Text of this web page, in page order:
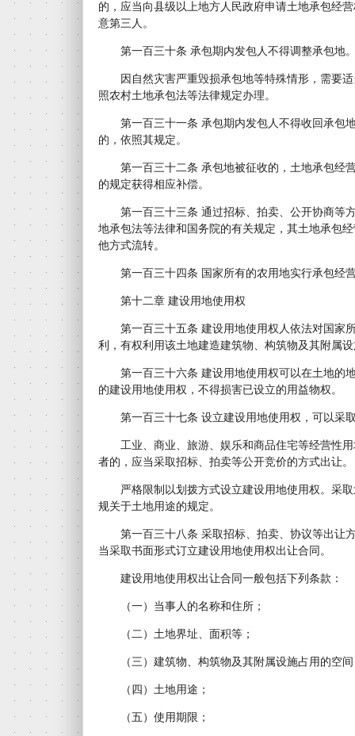
的，应当向县级以上地方人民政府申请土地承包经
意第三人。
第一百三十条 承包期内发包人不得调整承包地
因自然灾害严重毁损承包地等特殊情形，需要适
照农村土地承包法等法律规定办理。
第一百三十一条 承包期内发包人不得收回承包
的，依照其规定。
第一百三十二条 承包地被征收的，土地承包经
的规定获得相应补偿。
第一百三十三条 通过招标、拍卖、公开协商等
地承包法等法律和国务院的有关规定，其土地承包
他方式流转。
第一百三十四条 国家所有的农用地实行承包经
第十二章 建设用地使用权
第一百三十五条 建设用地使用权人依法对国家
利，有权利用该土地建造建筑物、构筑物及其附属
第一百三十六条 建设用地使用权可以在土地的
的建设用地使用权，不得损害已设立的用益物权。
第一百三十七条 设立建设用地使用权，可以采
工业、商业、旅游、娱乐和商品住宅等经营性用
者的，应当采取招标、拍卖等公开竞价的方式出让。
严格限制以划拨方式设立建设用地使用权。采取
规关于土地用途的规定。
第一百三十八条 采取招标、拍卖、协议等出让
当采取书面形式订立建设用地使用权出让合同。
建设用地使用权出让合同一般包括下列条款：
（一）当事人的名称和住所；
（二）土地界址、面积等；
（三）建筑物、构筑物及其附属设施占用的空间
（四）土地用途；
（五）使用期限；